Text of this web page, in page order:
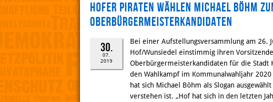
Hofer Piraten wählen Michael Böhm
Oberbürgermeisterkandidaten
30.
07.
2019
Bei einer Aufstellungsversammlung am 26.
Hof/Wunsiedel einstimmig ihren
Oberbürgermeisterkandidaten für die
den Wahlkampf im Kommunalwahljahr
hat sich Michael Böhm als Slogan
verstehen ist. „Hof hat sich in den letzten